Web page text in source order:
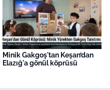
Minik Gakgoş'tan Keşan’dan
Elazığ'a gönül köprüsü